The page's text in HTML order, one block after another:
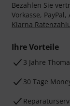
Bezahlen Sie
Vorkasse, PayPal,
Klarna
Ihre Vorteile
3 Jahre
30 Tage